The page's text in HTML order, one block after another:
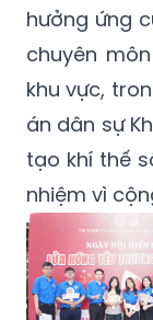
hưởng ứng
chuyên
khu vực,
án dân sự
tạo khí thế
nhiệm vì